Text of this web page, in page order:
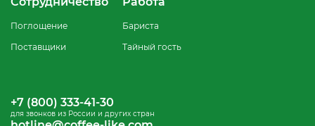
Поглощение
Поставщики
Бариста
Тайный гость
+7 (800) 333-41-30
для звонков из России и других стран